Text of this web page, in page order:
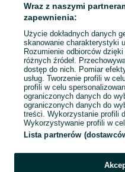
Mapa ministron
Popularne wyszukiwania
Wraz z naszymi
zapewnienia:
Użycie dokładnych danych
skanowanie charakterystyki
Rozumienie odbiorców
różnych źródeł.
dostęp do nich. Pomiar
usług. Tworzenie profili w
profili w celu
ograniczonych danych do
ograniczonych danych do
treści. Wykorzystanie profili
Wykorzystywanie profili w
Lista partnerów